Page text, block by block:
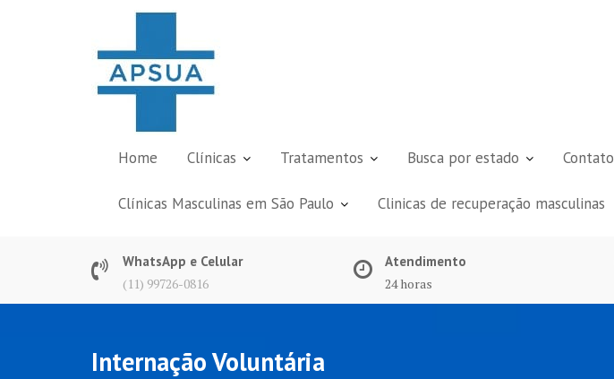
Home Clínicas Tratamentos Busca por estado Contato
Clínicas Masculinas em São Paulo Clinicas de recuperação masculinas
WhatsApp e Celular
(11) 99726-0816
Atendimento
24 horas
Internação Voluntária